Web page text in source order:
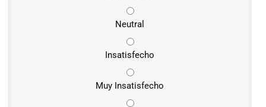
Neutral
Insatisfecho
Muy Insatisfecho